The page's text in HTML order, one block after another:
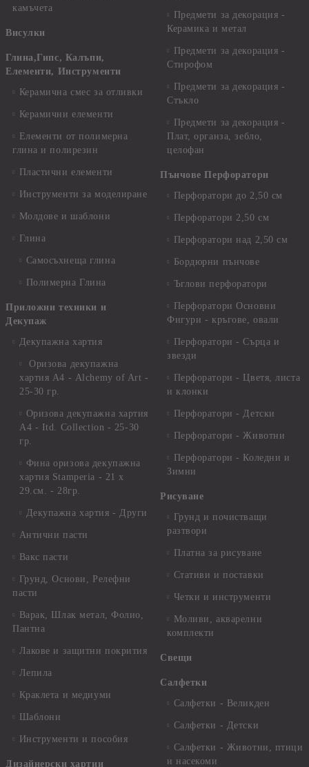
камъчета
Висулки
Глина,Гипс, Калъпи,
Елементи, Инструменти
Керамична смес за отливки
Керамични елементи
Елементи от полимерна
глина и полирезин
Пластични елементи
Инструменти за моделиране
Молдове и шаблони
Глина
Самосъхнеща глина
Полимерна Глина
Приложни техники и
Декупаж
Декупажна хартия
Оризова декупажна
хартия А4 - Alchemy of Art -
25-30 гр.
Оризова декупажна хартия
А4 - Itd. Collection - 25-30
гр.
Фина оризова декупажна
хартия Stamperia - 21 х
29.см. - 28гр.
Декупажна хартия - Други
Антични пасти
Вакс пасти
Грунд, Основи, Релефни
пасти
Варак, Шлак метал, Фолио,
Пантна
Лакове и защитни покрития
Лепила
Краклета и медиуми
Шаблони
Инструменти и пособия
Дизайнерски хартии
Предмети за декорация -
Керамика и метал
Предмети за декорация -
Стирофом
Предмети за декорация -
Стъкло
Предмети за декорация -
Плат, органза, зебло,
целофан
Пънчове Перфоратори
Перфоратори до 2,50 см
Перфоратори 2,50 см
Перфоратори над 2,50 см
Бордюрни пънчове
Ъглови перфоратори
Перфоратори Основни
Фигури - кръгове, овали
Перфоратори - Сърца и
звезди
Перфоратори - Цветя, листа
и клонки
Перфоратори - Детски
Перфоратори - Животни
Перфоратори - Коледни и
Зимни
Рисуване
Грунд и почистващи
разтвори
Платна за рисуване
Стативи и поставки
Четки и инструменти
Моливи, акварелни
комплекти
Свещи
Салфетки
Салфетки - Великден
Салфетки - Детски
Салфетки - Животни, птици
и насекоми